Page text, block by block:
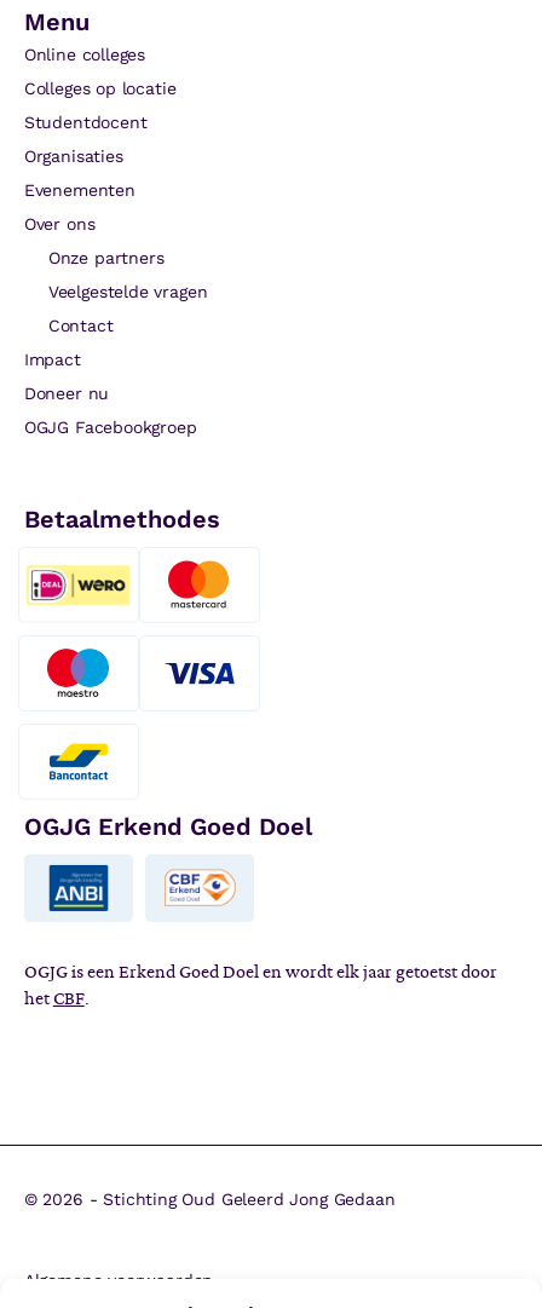
Menu
Online colleges
Colleges op locatie
Studentdocent
Organisaties
Evenementen
Over ons
Onze partners
Veelgestelde vragen
Contact
Impact
Doneer nu
OGJG Facebookgroep
Betaalmethodes
OGJG Erkend Goed Doel
OGJG is een Erkend Goed Doel en wordt elk jaar getoetst door
hetCBF.
© 2026 - Stichting Oud Geleerd Jong Gedaan
Algemene voorwaarden